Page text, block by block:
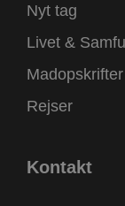
Nyt tag
Livet &
Madopskrifter
Rejser
Kontakt